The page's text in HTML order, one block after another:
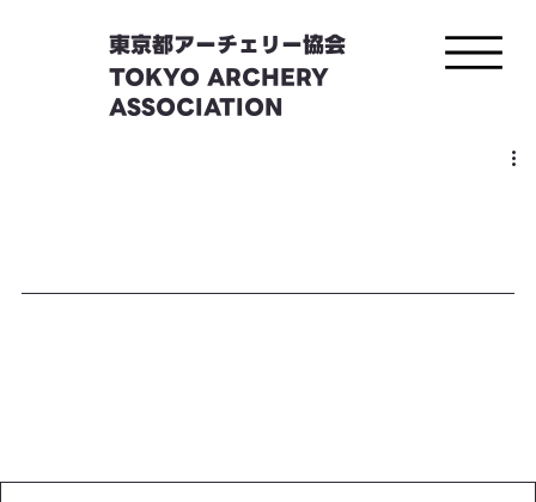
東京都アーチェリー協会
TOKYO ARCHERY
ASSOCIATION